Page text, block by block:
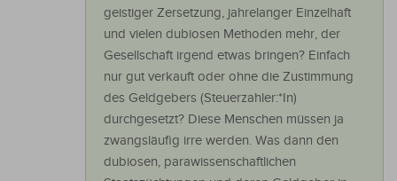
geistiger Zersetzung, jahrelanger Einzelhaft
und vielen dubiosen Methoden mehr, der
Gesellschaft irgend etwas bringen? Einfach
nur gut verkauft oder ohne die Zustimmung
des Geldgebers (Steuerzahler:*In)
durchgesetzt? Diese Menschen müssen ja
zwangsläufig irre werden. Was dann den
dubiosen, parawissenschaftlichen